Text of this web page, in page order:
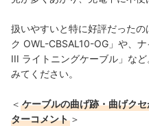
扱いやすいと特に好評だった
ク OWL-CBSAL10-OG」や、
III ライトニングケーブル」な
みてください。
＜ ケーブルの曲げ跡・曲げク
ターコメント ＞